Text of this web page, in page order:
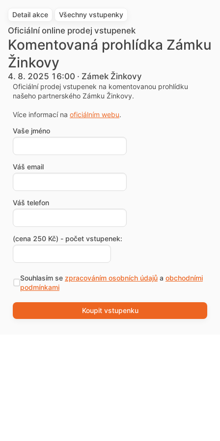
Detail akce Všechny vstupenky
Oficiální online prodej vstupenek
Komentovaná prohlídka Zámku
Žinkovy
4. 8. 2025 16:00 · Zámek Žinkovy
Oficiální prodej vstupenek na komentovanou prohlídku
našeho partnerského Zámku Žinkovy.
Více informací na oficiálním webu.
Vaše jméno
Váš email
Váš telefon
(cena 250 Kč) - počet vstupenek:
Souhlasím se zpracováním osobních údajůa obchodními
podmínkami
Koupit vstupenku